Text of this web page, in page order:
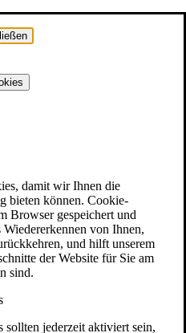
damit wir Ihnen die
bieten können. Cookie-
Browser gespeichert und
von Ihnen,
und hilft unserem
der Website für Sie am
sind.
jederzeit aktiviert sein,